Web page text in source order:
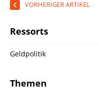
VORHERIGER ARTIKEL
Ressorts
Geldpolitik
Themen